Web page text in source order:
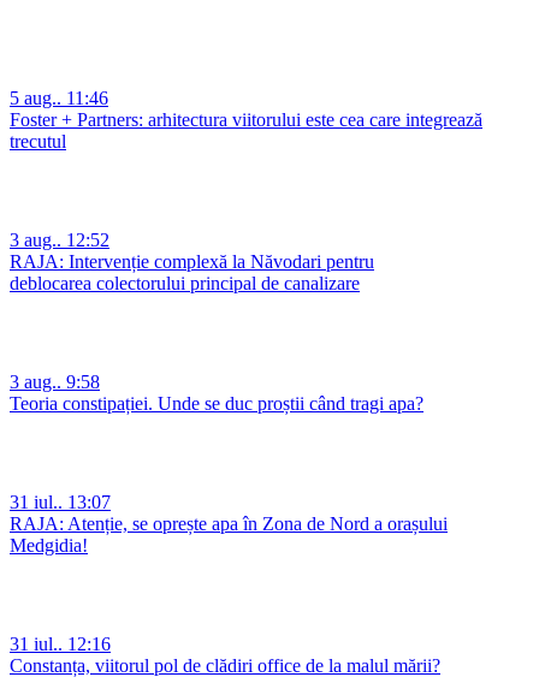
5 aug.. 11:46
Foster + Partners: arhitectura viitorului este cea care integrează
trecutul
3 aug.. 12:52
RAJA: Intervenție complexă la Năvodari pentru
deblocarea colectorului principal de canalizare
3 aug.. 9:58
Teoria constipației. Unde se duc proștii când tragi apa?
31 iul.. 13:07
RAJA: Atenție, se oprește apa în Zona de Nord a orașului
Medgidia!
31 iul.. 12:16
Constanța, viitorul pol de clădiri office de la malul mării?